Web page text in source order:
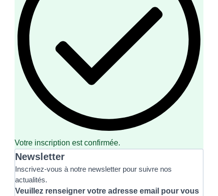
Votre inscription est confirmée.
Newsletter
Inscrivez-vous à notre newsletter pour suivre nos
actualités.
Veuillez renseigner votre adresse email pour vous